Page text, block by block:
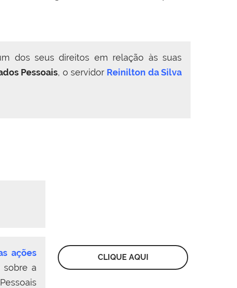
dos seus direitos em relação às suas
Pessoais, o servidor Reinilton da Silva
ações
sobre a
CLIQUE AQUI